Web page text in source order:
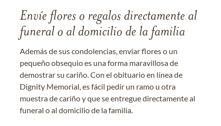
Envíe flores o regalos directamente al
funeral o al domicilio de la familia
Además de sus condolencias, enviar flores o un
pequeño obsequio es una forma maravillosa de
demostrar su cariño. Con el obituario en línea de
Dignity Memorial, es fácil pedir un ramo u otra
muestra de cariño y que se entregue directamente al
funeral o al domicilio de la familia.